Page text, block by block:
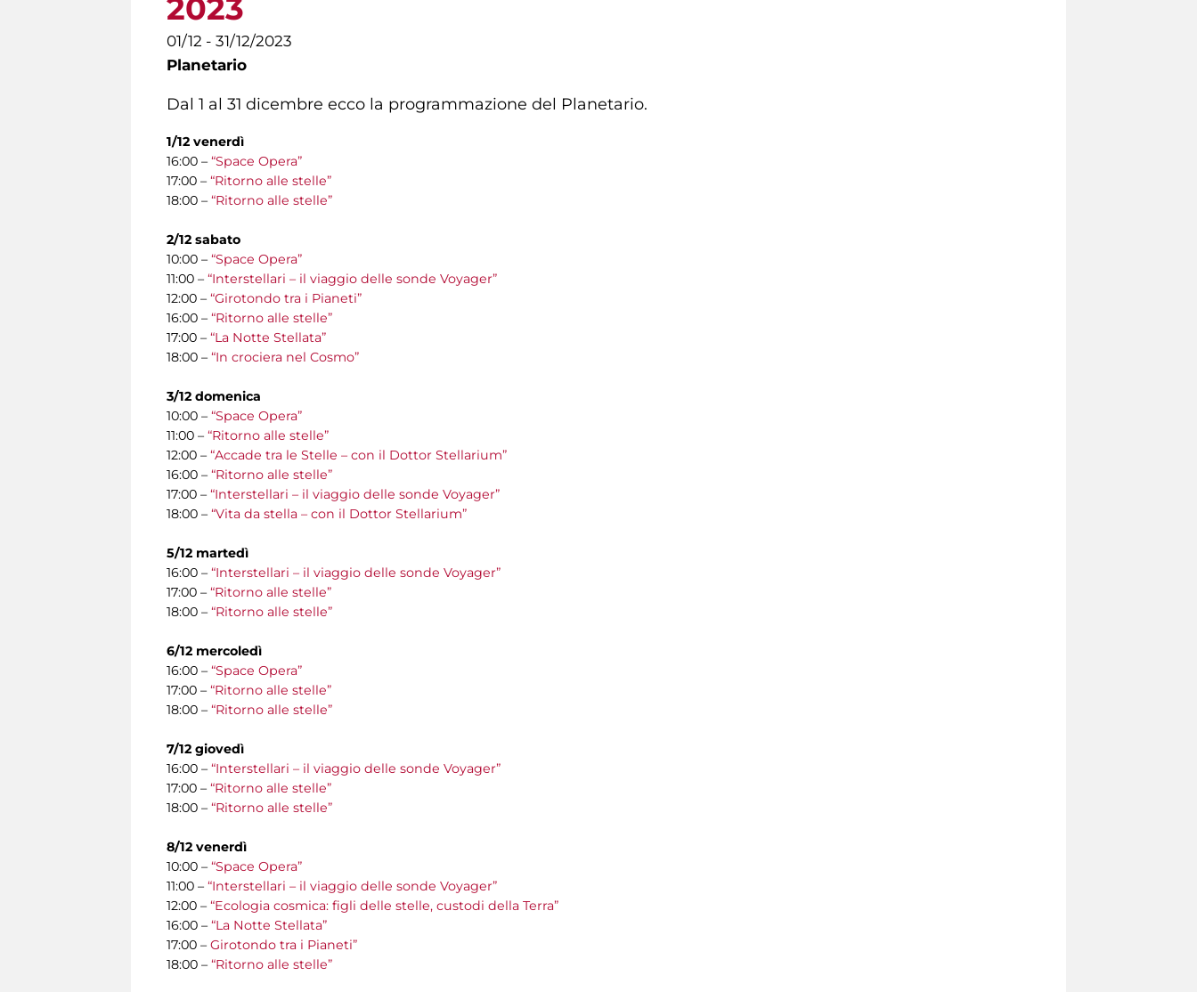
2023
01/12 - 31/12/2023
Planetario
Dal 1 al 31 dicembre ecco la programmazione del Planetario.
1/12 venerdì
16:00 – “Space Opera”
17:00 – “Ritorno alle stelle”
18:00 – “Ritorno alle stelle”
2/12 sabato
10:00 – “Space Opera”
11:00 – “Interstellari – il viaggio delle sonde Voyager”
12:00 – “Girotondo tra i Pianeti”
16:00 – “Ritorno alle stelle”
17:00 – “La Notte Stellata”
18:00 – “In crociera nel Cosmo”
3/12 domenica
10:00 – “Space Opera”
11:00 – “Ritorno alle stelle”
12:00 – “Accade tra le Stelle – con il Dottor Stellarium”
16:00 – “Ritorno alle stelle”
17:00 – “Interstellari – il viaggio delle sonde Voyager”
18:00 – “Vita da stella – con il Dottor Stellarium”
5/12 martedì
16:00 – “Interstellari – il viaggio delle sonde Voyager”
17:00 – “Ritorno alle stelle”
18:00 – “Ritorno alle stelle”
6/12 mercoledì
16:00 – “Space Opera”
17:00 – “Ritorno alle stelle”
18:00 – “Ritorno alle stelle”
7/12 giovedì
16:00 – “Interstellari – il viaggio delle sonde Voyager”
17:00 – “Ritorno alle stelle”
18:00 – “Ritorno alle stelle”
8/12 venerdì
10:00 – “Space Opera”
11:00 – “Interstellari – il viaggio delle sonde Voyager”
12:00 – “Ecologia cosmica: figli delle stelle, custodi della Terra”
16:00 – “La Notte Stellata”
17:00 – Girotondo tra i Pianeti”
18:00 – “Ritorno alle stelle”